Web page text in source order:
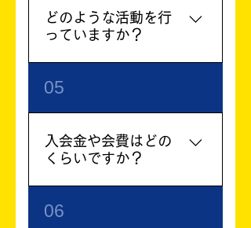
社会づくりを目指していま
す。
入会手続きや必要な書類な
ど、詳しくご説明いただけ
どのような活動を行
っていますか？
長野スマイルライオンズク
ラブでは、以下のような活
動を行っています。 地域
清掃活動: 市内の公園や河
川などの清掃活動 福祉施
児童福祉施設への訪問、ボ
ランティア活動 国際交流:
05
入会金や会費はどの
くらいですか？
入会金や会費の詳細につい
ては、クラブの事務局まで
06